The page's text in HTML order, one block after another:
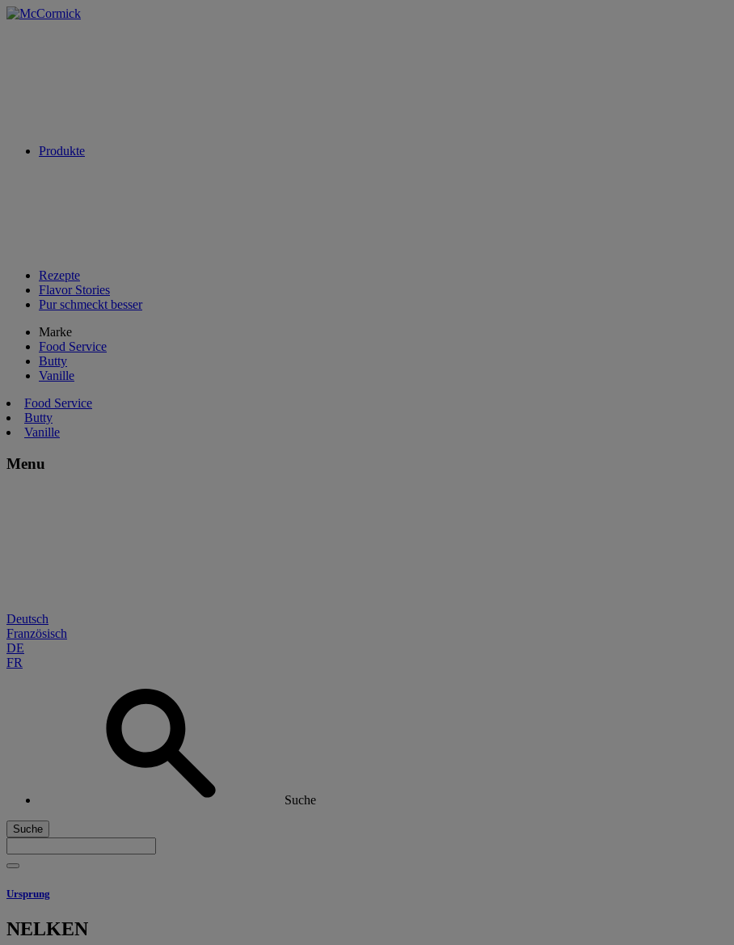
Produkte
Rezepte
Flavor Stories
Pur schmeckt besser
Marke
Food Service
Butty
Vanille
Food Service
Butty
Vanille
Menu
Deutsch
Französisch
DE
FR
Suche
Suche
Ursprung
NELKEN